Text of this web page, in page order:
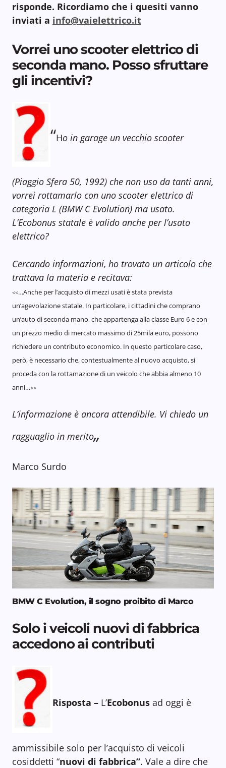
risponde. Ricordiamo che i quesiti vanno
inviati a info@vaielettrico.it
Vorrei uno scooter elettrico di
seconda mano. Posso sfruttare
gli incentivi?
“Ho in garage un vecchio scooter
(Piaggio Sfera 50, 1992) che non uso da tanti anni,
vorrei rottamarlo con uno scooter elettrico di
categoria L (BMW C Evolution) ma usato.
L’Ecobonus statale è valido anche per l’usato
elettrico?
Cercando informazioni, ho trovato un articolo che
trattava la materia e recitava:
<<…Anche per l’acquisto di mezzi usati è stata prevista
un’agevolazione statale. In particolare, i cittadini che comprano
un’auto di seconda mano, che appartenga alla classe Euro 6 e con
un prezzo medio di mercato massimo di 25mila euro, possono
richiedere un contributo economico. In questo particolare caso,
però, è necessario che, contestualmente al nuovo acquisto, si
proceda con la rottamazione di un veicolo che abbia almeno 10
anni…>>
L’informazione è ancora attendibile. Vi chiedo un
ragguaglio in merito„
Marco Surdo
BMW C Evolution, il sogno proibito di Marco
Solo i veicoli nuovi di fabbrica
accedono ai contributi
Risposta – L’Ecobonus ad oggi è
ammissibile solo per l’acquisto di veicoli
cosiddetti “nuovi di fabbrica”. Vale a dire che